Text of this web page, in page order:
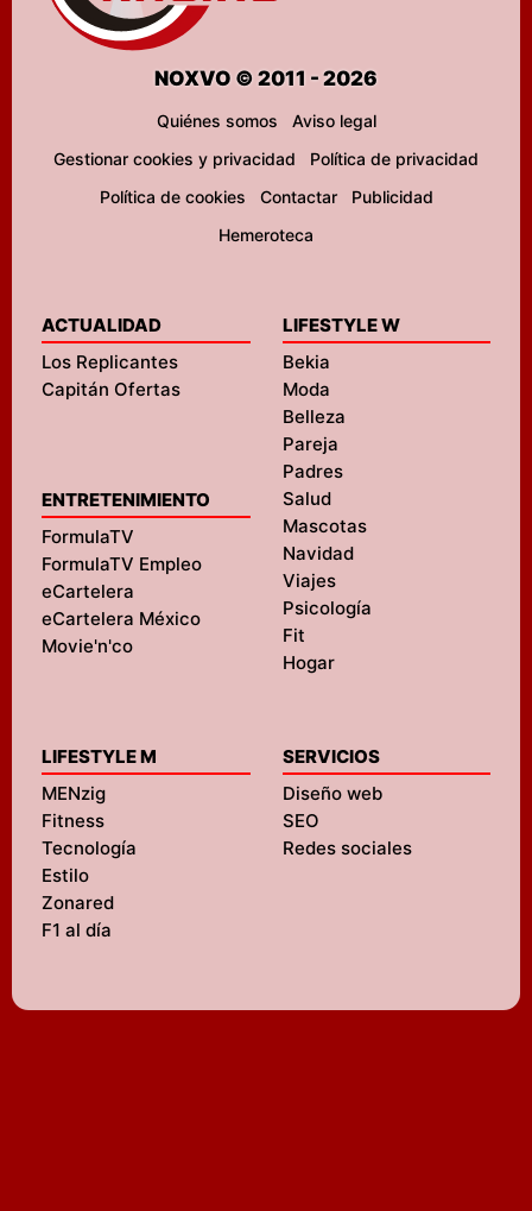
NOXVO © 2011 - 2026
Quiénes somos
Aviso legal
Gestionar cookies y privacidad
Política de privacidad
Política de cookies
Contactar
Publicidad
Hemeroteca
ACTUALIDAD
Los Replicantes
Capitán Ofertas
ENTRETENIMIENTO
FormulaTV
FormulaTV Empleo
eCartelera
eCartelera México
Movie'n'co
LIFESTYLE W
Bekia
Moda
Belleza
Pareja
Padres
Salud
Mascotas
Navidad
Viajes
Psicología
Fit
Hogar
LIFESTYLE M
MENzig
Fitness
Tecnología
Estilo
Zonared
F1 al día
SERVICIOS
Diseño web
SEO
Redes sociales